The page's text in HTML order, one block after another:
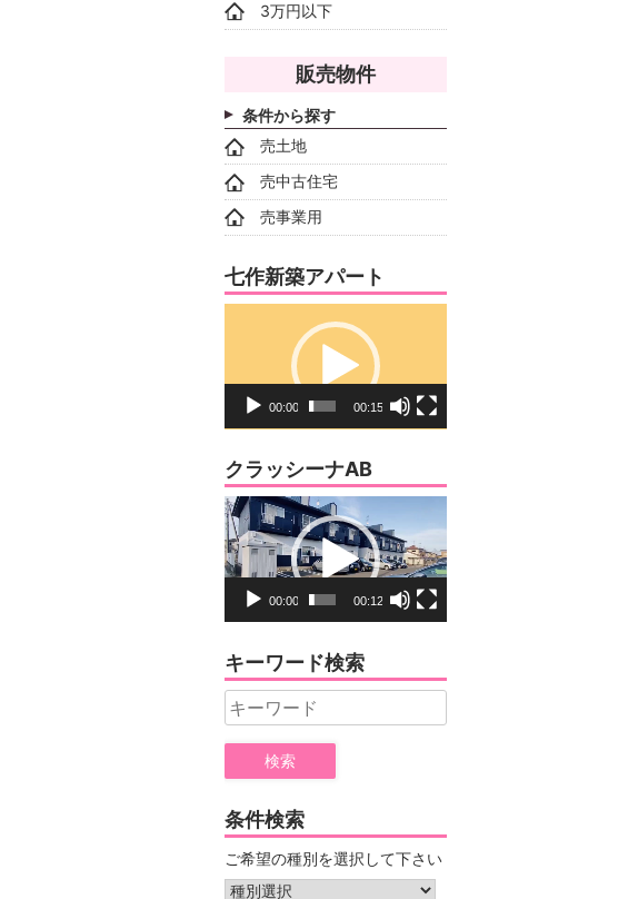
3万円以下
販売物件
条件から探す
売土地
売中古住宅
売事業用
七作新築アパート
ー
00:00 00:15
クラッシーナAB
動
画
プ
ー
00:00 00:12
キーワード検索
Search
for:
条件検索
ご希望の種別を選択して下さい